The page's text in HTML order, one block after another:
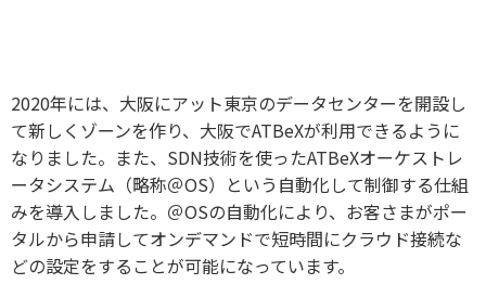
2020年には、大阪にアット東京のデータセンターを開設し
て新しくゾーンを作り、大阪でATBeXが利用できるように
なりました。また、SDN技術を使ったATBeXオーケストレ
ータシステム（略称＠OS）という自動化して制御する仕組
みを導入しました。＠OSの自動化により、お客さまがポー
タルから申請してオンデマンドで短時間にクラウド接続な
どの設定をすることが可能になっています。